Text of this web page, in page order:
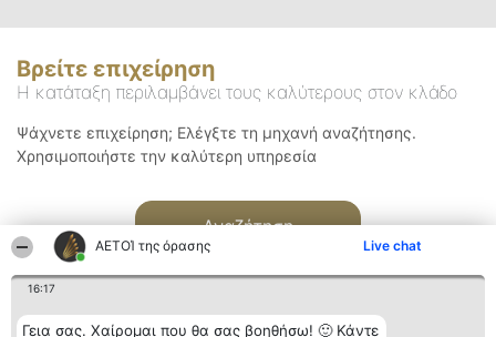
ΑΕΤΟΊ της όρασης Live chat
16:17
Γεια σας. Χαίρομαι που θα σας βοηθήσω! 🙂 Κάντε
Βρείτε επιχείρηση
Η κατάταξη περιλαμβάνει τους καλύτερους στον κλάδο
Ψάχνετε επιχείρηση; Ελέγξτε τη μηχανή αναζήτησης.
Χρησιμοποιήστε την καλύτερη υπηρεσία
Αναζήτηση